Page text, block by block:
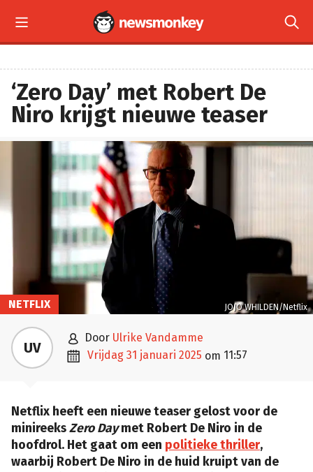
 
‘Zero Day’ met Robert De
Niro krijgt nieuwe teaser
JOJO WHILDEN/Netflix
NETFLIX
UV  door Ulrike Vandamme
 vrijdag 31 januari 2025 om 11:57
Netflix heeft een nieuwe teaser gelost voor de
minireeksZero Daymet Robert De Niro in de
hoofdrol. Het gaat om een politieke thriller,
waarbij Robert De Niro in de huid kruipt van de